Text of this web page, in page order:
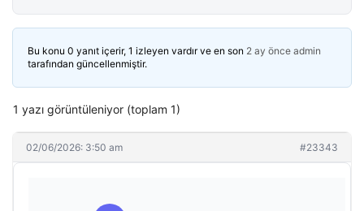
Bu konu 0 yanıt içerir, 1 izleyen vardır ve en son 2 ay önce admin
tarafından güncellenmiştir.
1 yazı görüntüleniyor (toplam 1)
02/06/2026: 3:50 am #23343